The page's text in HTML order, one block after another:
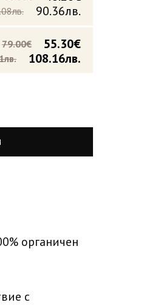
90.36лв.
55.30€
79.00€
108.16лв.
органичен
с